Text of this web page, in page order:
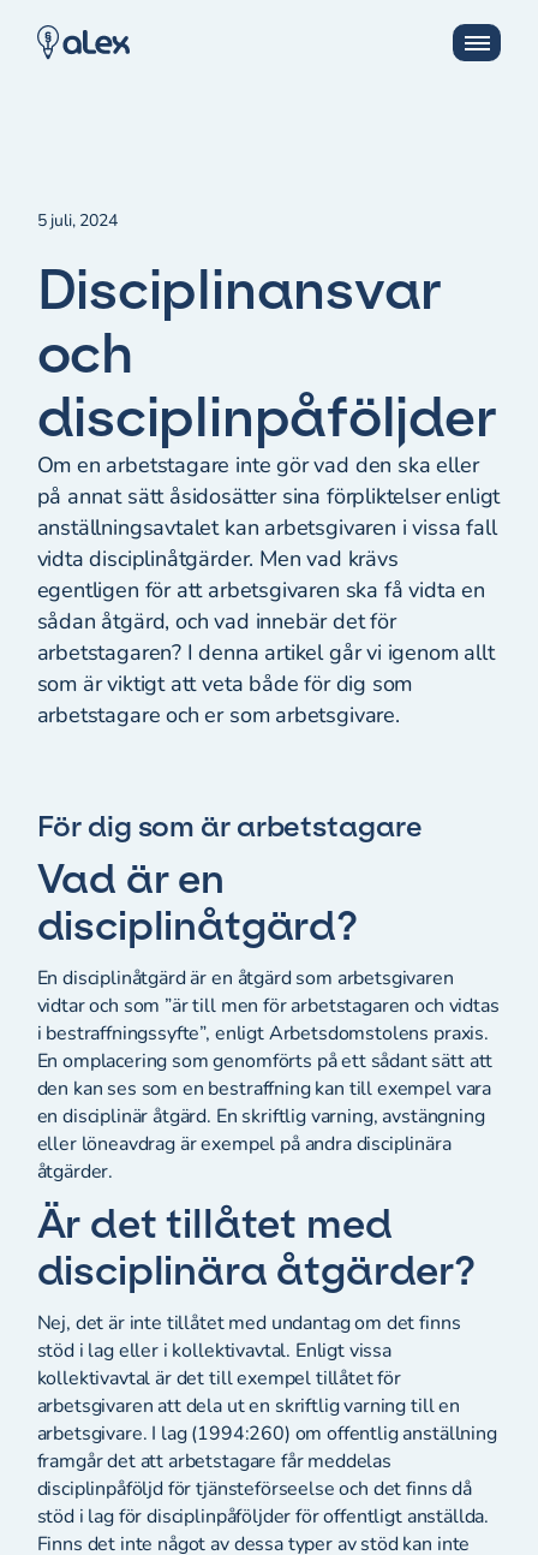
5 juli, 2024
Disciplinansvar
och
disciplinpåföljder
Om en arbetstagare inte gör vad den ska eller
på annat sätt åsidosätter sina förpliktelser enligt
anställningsavtalet kan arbetsgivaren i vissa fall
vidta disciplinåtgärder. Men vad krävs
egentligen för att arbetsgivaren ska få vidta en
sådan åtgärd, och vad innebär det för
arbetstagaren? I denna artikel går vi igenom allt
som är viktigt att veta både för dig som
arbetstagare och er som arbetsgivare.
För dig som är arbetstagare
Vad är en
disciplinåtgärd?
En disciplinåtgärd är en åtgärd som arbetsgivaren
vidtar och som ”är till men för arbetstagaren och vidtas
i bestraffningssyfte”, enligt Arbetsdomstolens praxis.
En omplacering som genomförts på ett sådant sätt att
den kan ses som en bestraffning kan till exempel vara
en disciplinär åtgärd. En skriftlig varning, avstängning
eller löneavdrag är exempel på andra disciplinära
åtgärder.
Är det tillåtet med
disciplinära åtgärder?
Nej, det är inte tillåtet med undantag om det finns
stöd i lag eller i kollektivavtal. Enligt vissa
kollektivavtal är det till exempel tillåtet för
arbetsgivaren att dela ut en skriftlig varning till en
arbetsgivare. I lag (1994:260) om offentlig anställning
framgår det att arbetstagare får meddelas
disciplinpåföljd för tjänsteförseelse och det finns då
stöd i lag för disciplinpåföljder för offentligt anställda.
Finns det inte något av dessa typer av stöd kan inte